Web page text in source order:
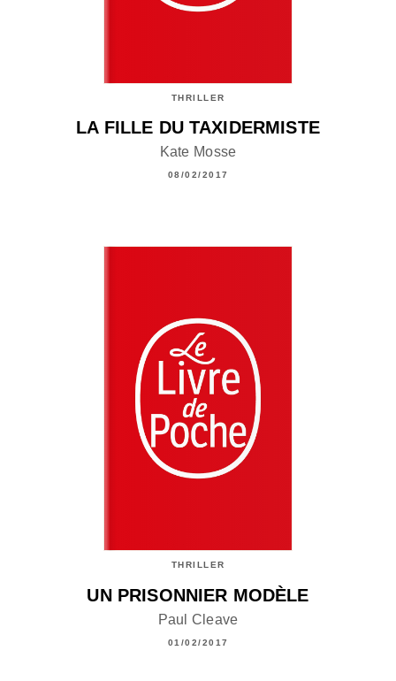
THRILLER
LA FILLE DU TAXIDERMISTE
Kate Mosse
08/02/2017
THRILLER
UN PRISONNIER MODÈLE
Paul Cleave
01/02/2017